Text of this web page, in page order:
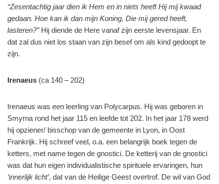
“Zesentachtig jaar dien ik Hem en in niets heeft Hij mij kwaad
gedaan. Hoe kan ik dan mijn Koning, Die mij gered heeft,
lasteren?”Hij diende de Here vanaf zijn eerste levensjaar. En
dat zal dus niet los staan van zijn besef om als kind gedoopt te
zijn.
Irenaeus (ca 140 – 202)
Irenaeus was een leerling van Polycarpus. Hij was geboren in
Smyrna rond het jaar 115 en leefde tot 202. In het jaar 178 werd
hij opziener/ bisschop van de gemeente in Lyon, in Oost
Frankrijk. Hij schreef veel, o.a. een belangrijk boek tegen de
ketters, met name tegen de gnostici. De ketterij van de gnostici
was dat hun eigen individualistische spirituele ervaringen, hun
‘innerlijk licht’, dat van de Heilige Geest overtrof. De wil van God